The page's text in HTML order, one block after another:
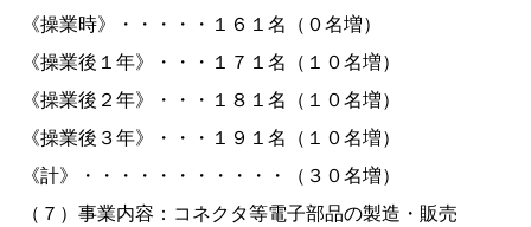
《操業時》・・・・・１６１名（０名増）
《操業後１年》・・・１７１名（１０名増）
《操業後２年》・・・１８１名（１０名増）
《操業後３年》・・・１９１名（１０名増）
《計》・・・・・・・・・・・（３０名増）
（７）事業内容：コネクタ等電子部品の製造・販売